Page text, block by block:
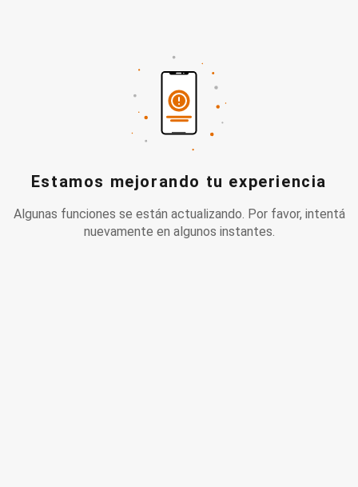
Estamos mejorando tu experiencia
Algunas funciones se están actualizando. Por favor, intentá
nuevamente en algunos instantes.